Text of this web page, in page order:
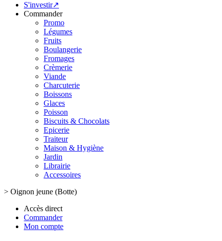
S'investir↗
Commander
Promo
Légumes
Fruits
Boulangerie
Fromages
Crèmerie
Viande
Charcuterie
Boissons
Glaces
Poisson
Biscuits & Chocolats
Epicerie
Traiteur
Maison & Hygiène
Jardin
Librairie
Accessoires
> Oignon jeune (Botte)
Accès direct
Commander
Mon compte